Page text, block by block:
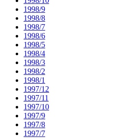
1998/9
1998/8
1998/7
1998/6
1998/5
1998/4
1998/3
1998/2
1998/1
1997/12
1997/11
1997/10
1997/9
1997/8
1997/7